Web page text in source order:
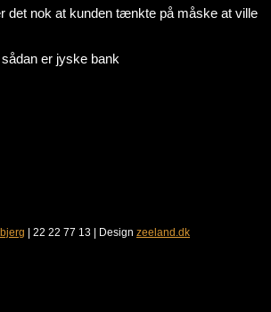
det nok at kunden tænkte på måske at ville
er jyske bank
| 22 22 77 13 | Design zeeland.dk